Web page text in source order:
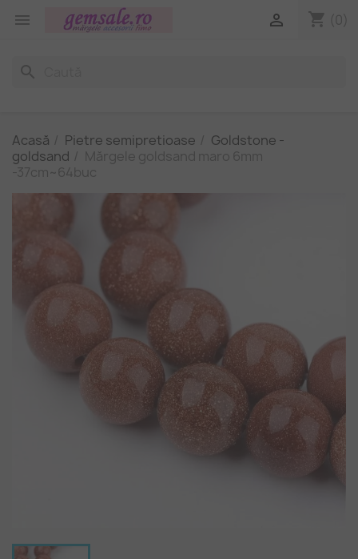
 shopping_cart (0)

search
Acasă Pietre semipretioase
Goldstone -
goldsand
Mărgele goldsand maro 6mm
-37cm~64buc